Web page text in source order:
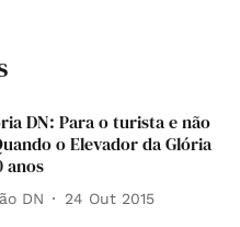
DN: Para o turista e não
o Elevador da Glória
anos
DN 24 Out 2015